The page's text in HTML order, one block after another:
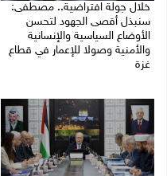
خلال جولة افتراضية.. مصطفى:
سنبذل أقصى الجهود لتحسن
الأوضاع السياسية والإنسانية
والأمنية وصولا للإعمار في قطاع
غزة